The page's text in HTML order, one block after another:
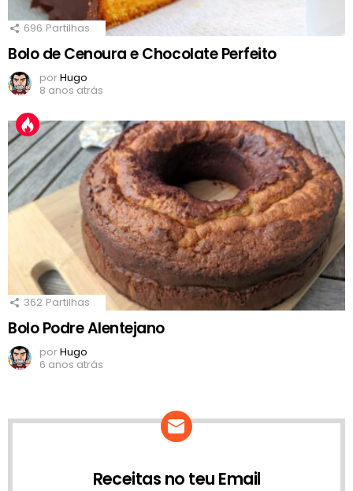
696 Partilhas
Bolo de Cenoura e Chocolate Perfeito
porHugo
8 anos atrás
362 Partilhas
Bolo Podre Alentejano
porHugo
6 anos atrás
Receitas no teu Email